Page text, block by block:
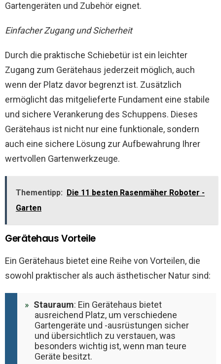
Gartengeräten und Zubehör eignet.
Einfacher Zugang und Sicherheit
Durch die praktische Schiebetür ist ein leichter
Zugang zum Gerätehaus jederzeit möglich, auch
wenn der Platz davor begrenzt ist. Zusätzlich
ermöglicht das mitgelieferte Fundament eine stabile
und sichere Verankerung des Schuppens. Dieses
Gerätehaus ist nicht nur eine funktionale, sondern
auch eine sichere Lösung zur Aufbewahrung Ihrer
wertvollen Gartenwerkzeuge.
Thementipp:
Die 11 besten Rasenmäher Roboter -
Garten
Gerätehaus Vorteile
Ein Gerätehaus bietet eine Reihe von Vorteilen, die
sowohl praktischer als auch ästhetischer Natur sind:
Stauraum: Ein Gerätehaus bietet
ausreichend Platz, um verschiedene
Gartengeräte und -ausrüstungen sicher
und übersichtlich zu verstauen, was
besonders wichtig ist, wenn man teure
Geräte besitzt​​​​.